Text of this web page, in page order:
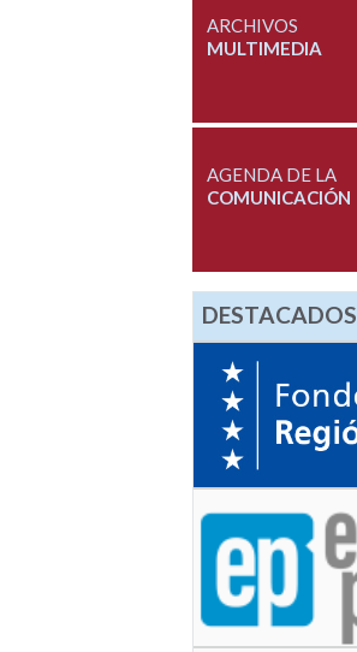
ARCHIVOS
MULTIMEDIA
AGENDA DE LA
COMUNICACIÓN
DESTACADOS